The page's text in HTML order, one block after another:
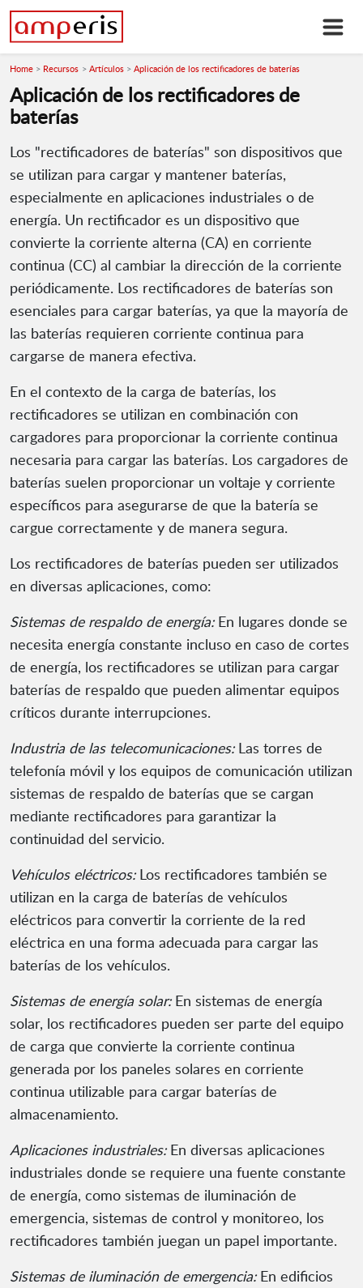
Home Recursos Artículos Aplicación de los rectificadores de baterías
Aplicación de los rectificadores de
baterías
Los "rectificadores de baterías" son dispositivos que
se utilizan para cargar y mantener baterías,
especialmente en aplicaciones industriales o de
energía. Un rectificador es un dispositivo que
convierte la corriente alterna (CA) en corriente
continua (CC) al cambiar la dirección de la corriente
periódicamente. Los rectificadores de baterías son
esenciales para cargar baterías, ya que la mayoría de
las baterías requieren corriente continua para
cargarse de manera efectiva.
En el contexto de la carga de baterías, los
rectificadores se utilizan en combinación con
cargadores para proporcionar la corriente continua
necesaria para cargar las baterías. Los cargadores de
baterías suelen proporcionar un voltaje y corriente
específicos para asegurarse de que la batería se
cargue correctamente y de manera segura.
Los rectificadores de baterías pueden ser utilizados
en diversas aplicaciones, como:
Sistemas de respaldo de energía:En lugares donde se
necesita energía constante incluso en caso de cortes
de energía, los rectificadores se utilizan para cargar
baterías de respaldo que pueden alimentar equipos
críticos durante interrupciones.
Industria de las telecomunicaciones:Las torres de
telefonía móvil y los equipos de comunicación utilizan
sistemas de respaldo de baterías que se cargan
mediante rectificadores para garantizar la
continuidad del servicio.
Vehículos eléctricos:Los rectificadores también se
utilizan en la carga de baterías de vehículos
eléctricos para convertir la corriente de la red
eléctrica en una forma adecuada para cargar las
baterías de los vehículos.
Sistemas de energía solar:En sistemas de energía
solar, los rectificadores pueden ser parte del equipo
de carga que convierte la corriente continua
generada por los paneles solares en corriente
continua utilizable para cargar baterías de
almacenamiento.
Aplicaciones industriales:En diversas aplicaciones
industriales donde se requiere una fuente constante
de energía, como sistemas de iluminación de
emergencia, sistemas de control y monitoreo, los
rectificadores también juegan un papel importante.
Sistemas de iluminación de emergencia:En edificios